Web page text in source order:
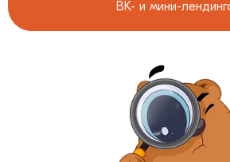
ВК- и мини-